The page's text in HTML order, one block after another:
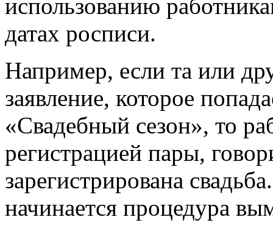
использованию
датах росписи.
Например, если та или
заявление, которое
«Свадебный сезон», то
регистрацией пары,
зарегистрирована
начинается процедура